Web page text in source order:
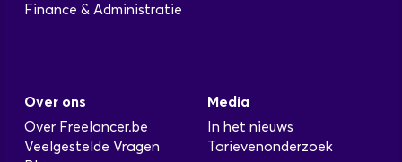
Finance & Administratie
Over ons
Over Freelancer.be
Veelgestelde Vragen
Media
In het nieuws
Tarievenonderzoek